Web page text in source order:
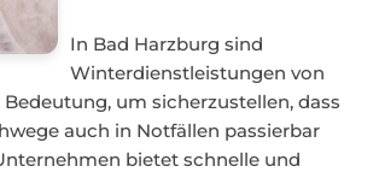
In Bad Harzburg sind
Winterdienstleistungen von
um sicherzustellen, dass
auch in Notfällen passierbar
bietet schnelle und